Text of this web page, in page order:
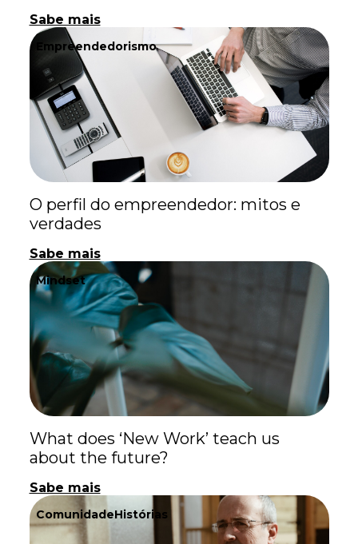
Sabe mais
Empreendedorismo
O perfil do empreendedor: mitos e
verdades
Sabe mais
Mindset
What does ‘New Work’ teach us
about the future?
Sabe mais
ComunidadeHistórias